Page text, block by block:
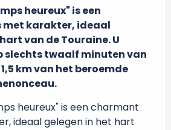
heureux" is een
karakter, ideaal
van de Touraine. U
slechts twaalf minuten van
km van het beroemde
heureux" is een charmant
ideaal gelegen in het hart